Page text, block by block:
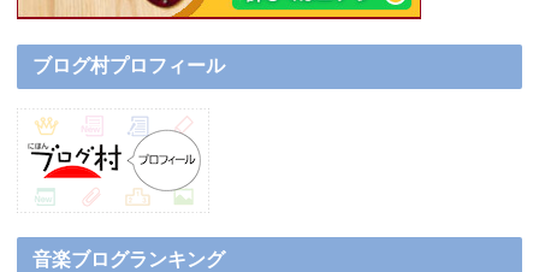
ブログ村プロフィール
音楽ブログランキング